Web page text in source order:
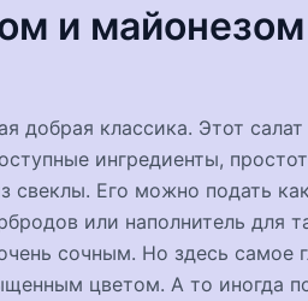
и майонезом
добрая классика. Этот
ингредиенты,
свеклы. Его можно подать
или наполнитель для
сочным. Но здесь самое
цветом. А то иногда